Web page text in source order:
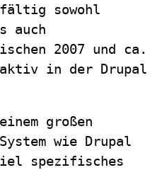
sowohl
auch
2007 und ca.
in der Drupal
großen
wie Drupal
spezifisches